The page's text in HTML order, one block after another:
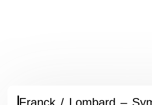
Franck / Lombard –